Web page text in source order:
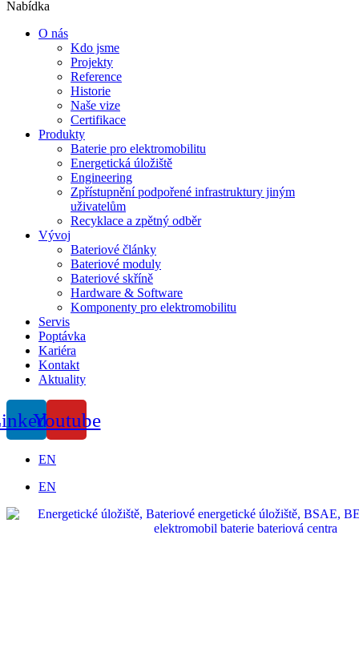
Nabídka
O nás
Kdo jsme
Projekty
Reference
Historie
Naše vize
Certifikace
Produkty
Baterie pro elektromobilitu
Energetická úložiště
Engineering
Zpřístupnění podpořené infrastruktury jiným
uživatelům
Recyklace a zpětný odběr
Vývoj
Bateriové články
Bateriové moduly
Bateriové skříně
Hardware & Software
Komponenty pro elektromobilitu
Servis
Poptávka
Kariéra
Kontakt
Aktuality
Youtube
EN
EN